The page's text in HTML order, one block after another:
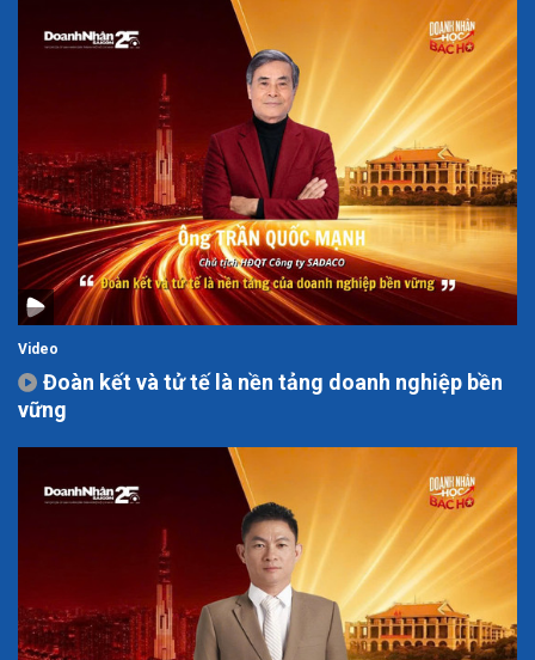
Video
Đoàn kết và tử tế là nền tảng doanh nghiệp bền
vững